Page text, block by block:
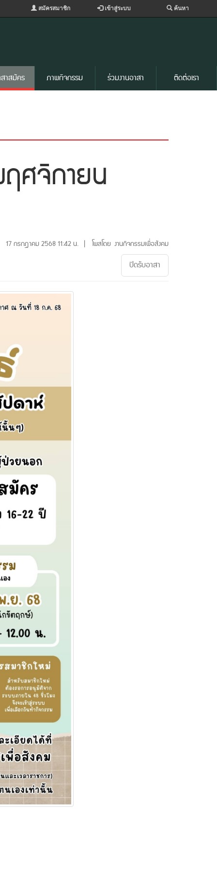
สมัครสมาชิก เข้าสู่ระบบ ค้นหา
าสมัคร ภาพกิจกรรม ร่วมงานอาสา ติดต่อเรา
ศจิกายน
17 กรกฎาคม 2568 11:42 น. | โพสโดย งานกิจกรรมเพื่อสังคม
ปิดรับอาสา